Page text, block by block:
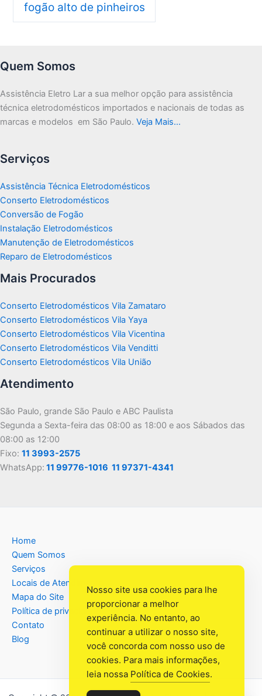
fogão alto de pinheiros
Quem Somos
Assistência Eletro Lar a sua melhor opção para assistência
técnica eletrodomésticos importados e nacionais de todas as
marcas e modelos em São Paulo. Veja Mais…
Serviços
Assistência Técnica Eletrodomésticos
Conserto Eletrodomésticos
Conversão de Fogão
Instalação Eletrodomésticos
Manutenção de Eletrodomésticos
Reparo de Eletrodomésticos
Mais Procurados
Conserto Eletrodomésticos Vila Zamataro
Conserto Eletrodomésticos Vila Yaya
Conserto Eletrodomésticos Vila Vicentina
Conserto Eletrodomésticos Vila Venditti
Conserto Eletrodomésticos Vila União
Atendimento
São Paulo, grande São Paulo e ABC Paulista
Segunda a Sexta-feira das 08:00 as 18:00 e aos Sábados das
08:00 as 12:00
Fixo: 11 3993-2575
WhatsApp: 11 99776-1016 11 97371-4341
Home
Quem Somos
Serviços
Locais de Atendimento
Mapa do Site
Política de privacidade
Contato
Blog
Nosso site usa cookies para lhe
proporcionar a melhor
experiência. No entanto, ao
continuar a utilizar o nosso site,
você concorda com nosso uso de
cookies. Para mais informações,
leia nossa Política de Cookies.